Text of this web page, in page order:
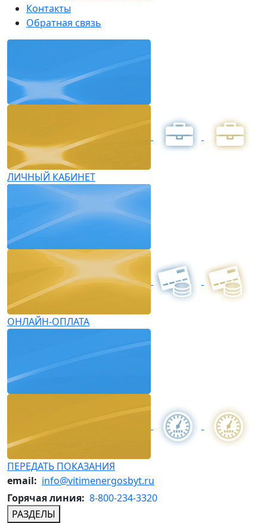
Контакты
Обратная связь
ЛИЧНЫЙ КАБИНЕТ
ОНЛАЙН-ОПЛАТА
ПЕРЕДАТЬ ПОКАЗАНИЯ
email: info@vitimenergosbyt.ru
Горячая линия: 8-800-234-3320
РАЗДЕЛЫ